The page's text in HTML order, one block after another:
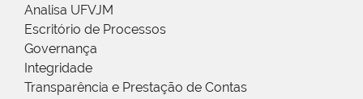
Analisa UFVJM
Escritório de Processos
Governança
Integridade
Transparência e Prestação de Contas